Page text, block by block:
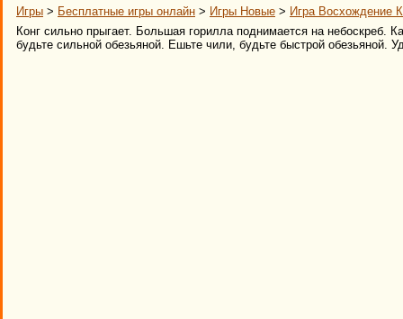
Игры > Бесплатные игры онлайн > Игры Новые > Игра Восхождение
Конг сильно прыгает. Большая горилла поднимается на небоскреб.
будьте сильной обезьяной. Ешьте чили, будьте быстрой обезьяной.